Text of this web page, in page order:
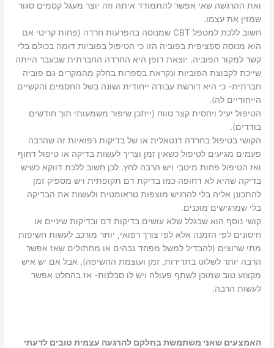
ואת ההרגשה שאי אפשר להתמודד איתה וזה יוצר מעגל קסמים סגור
שמזין את עצמו.
חשוב ללכת למטפל CBT שמנוסה בהפרעות חרדה (פחות קריטי אם
הוא מנוסה ספציפית בפוביה הזו כי הטיפול בפוביות דומה בכולם בלי
קשר למקור הפוביה. יוצאת דופן היא החרדה החברתית שבעבר הייתה
שייכת לקבוצת הפוביות ונקראת בספרות בחלק מהמקרים גם פוביה
חברתית- כי היא דורשת עבודה ייחודית ושונה בשל החסמים והקשיים
הייחודיים לה).
הטיפול יעיל ויחסית קצר טווח (ייתכן שיפור משמעותי תוך חודשים
בודדים).
הקושי בטיפול בחרדה דנטאלית או של בדיקות רפואיות זה שהרבה
פעמים מגיעים לטיפול כשאין זמן וצריך לעשות בדיקה או טיפול דחוף
ואז הטיפול פחות מיטבי ויש הרבה לחץ. לכן חשוב ללכת דווקא כשיש
בדיקה שהיא לא דחופה כמו בדיקת דם תקופתית ויש מספיק זמן
להתכונן אליה בלי להרגיש מוצפות טראומטית ולעשות את הבדיקה
בלי שמרגישים מוכנים.
קושי נוסף הוא שבגלל שלא עושים בדיקות דם ובדיקות שיניים או
חיסונים לפי הזמנה אלא לפי צורך רפואי, יותר מורכב לעשות חשיפות
מתי שרוצים (להבדיל למשל מפחד גבהים או מחתולים שאז אפשר
הרבה יותר לשלוט בתדירות, זמן ועוצמת החשיפה), אבל אם יש איש
מקצוע טוב שמוכן לשתף פעולה ויש לו סבלנות- אז בהחלט אפשר
לעשות הרבה.
האמצעים שאני משתמשת בחלקם להרגעה עצמית טובים לדעתי